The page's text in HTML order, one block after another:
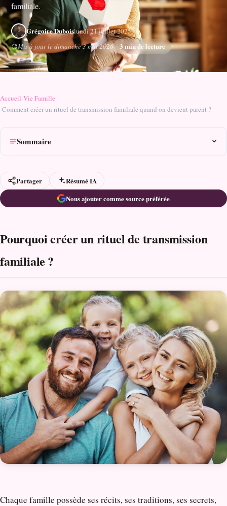
familiale.
Grégoire Duboislundi 21 juillet 2025
Mis à jour le dimanche 3 mai 2026
3 min de lecture
Accueil›Vie Famille
›Comment créer un rituel de transmission familiale quand on devient parent ?
Sommaire
Partager
Résumé IA
Nous ajouter comme source préférée
Pourquoi créer un rituel de transmission
familiale ?
Chaque famille possède ses récits, ses traditions, ses secrets,